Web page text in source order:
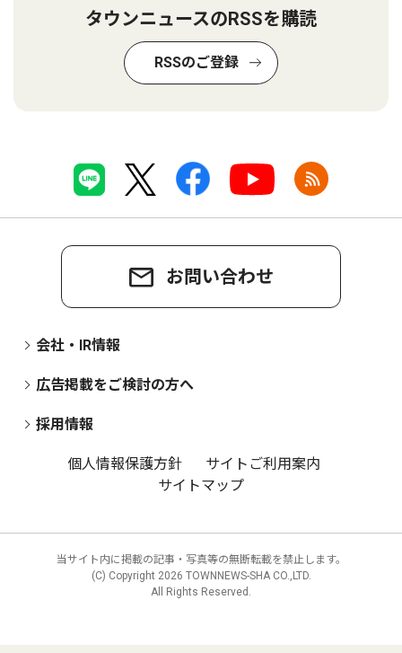
タウンニュースのRSSを購読
RSSのご登録
お問い合わせ
会社・IR情報
広告掲載をご検討の方へ
採用情報
個人情報保護方針
サイトご利用案内
サイトマップ
当サイト内に掲載の記事・写真等の無断転載を禁止します。
(C) Copyright 2026 TOWNNEWS-SHA CO.,LTD.
All Rights Reserved.